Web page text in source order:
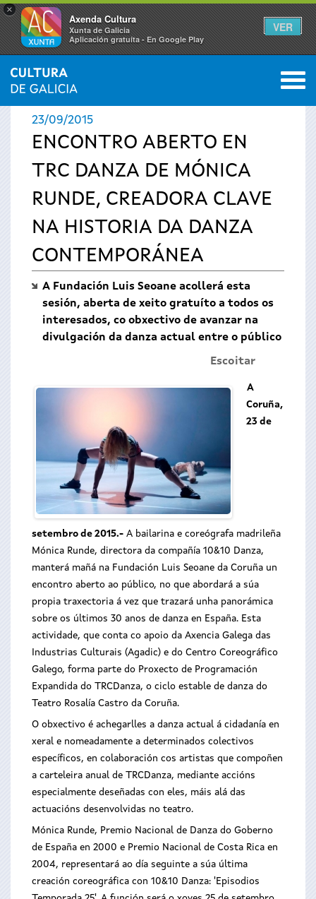
×
Axenda Cultura
Xunta de Galicia
Aplicación gratuíta - En Google Play
VER
Vostede
está
aquí
INICIO › ACTUALIDADE 0
23/09/2015
ENCONTRO ABERTO EN
TRC DANZA DE MÓNICA
RUNDE, CREADORA CLAVE
NA HISTORIA DA DANZA
CONTEMPORÁNEA
A Fundación Luis Seoane acollerá esta
sesión, aberta de xeito gratuíto a todos os
interesados, co obxectivo de avanzar na
divulgación da danza actual entre o público
Escoitar
A
Coruña,
23 de
setembro de 2015.- A bailarina e coreógrafa madrileña
Mónica Runde, directora da compañía 10&10 Danza,
manterá mañá na Fundación Luis Seoane da Coruña un
encontro aberto ao público, no que abordará a súa
propia traxectoria á vez que trazará unha panorámica
sobre os últimos 30 anos de danza en España. Esta
actividade, que conta co apoio da Axencia Galega das
Industrias Culturais (Agadic) e do Centro Coreográfico
Galego, forma parte do Proxecto de Programación
Expandida do TRCDanza, o ciclo estable de danza do
Teatro Rosalía Castro da Coruña.
O obxectivo é achegarlles a danza actual á cidadanía en
xeral e nomeadamente a determinados colectivos
específicos, en colaboración cos artistas que compoñen
a carteleira anual de TRCDanza, mediante accións
especialmente deseñadas con eles, máis alá das
actuacións desenvolvidas no teatro.
Mónica Runde, Premio Nacional de Danza do Goberno
de España en 2000 e Premio Nacional de Costa Rica en
2004, representará ao día seguinte a súa última
creación coreográfica con 10&10 Danza: 'Episodios